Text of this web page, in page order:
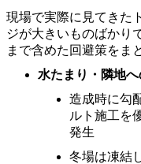
現場で実際に見てきた
ジが大きいものばかり
まで含めた回避策をま
水たまり・隣地
造成時に勾
ルト施工を
発生
冬場は凍結